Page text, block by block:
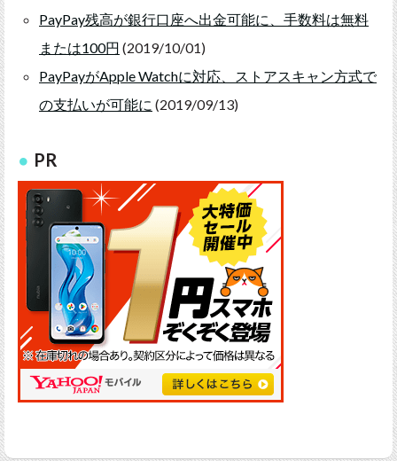
PayPay残高が銀行口座へ出金可能に、手数料は無料
または100円 (2019/10/01)
PayPayがApple Watchに対応、ストアスキャン方式で
の支払いが可能に (2019/09/13)
PR